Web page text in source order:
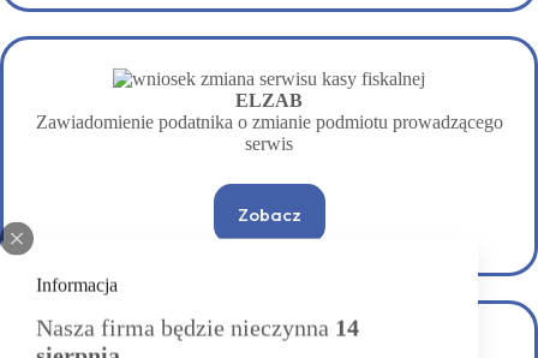
Informacja
Nasza firma będzie nieczynna 14
ELZAB
Zawiadomienie podatnika o zmianie podmiotu prowadzącego
serwis
Zobacz